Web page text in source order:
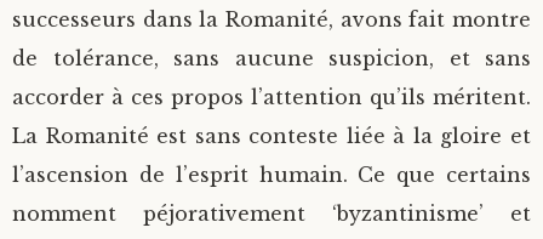
successeurs dans la Romanité, avons fait montre
de tolérance, sans aucune suspicion, et sans
accorder à ces propos l’attention qu’ils méritent.
La Romanité est sans conteste liée à la gloire et
l’ascension de l’esprit humain. Ce que certains
nomment péjorativement ‘byzantinisme’ et